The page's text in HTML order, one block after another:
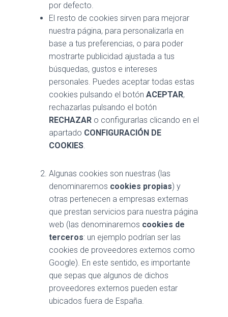
por defecto.
El resto de cookies sirven para mejorar
nuestra página, para personalizarla en
base a tus preferencias, o para poder
mostrarte publicidad ajustada a tus
búsquedas, gustos e intereses
personales. Puedes aceptar todas estas
cookies pulsando el botón ACEPTAR,
rechazarlas pulsando el botón
RECHAZARo configurarlas clicando en el
apartado CONFIGURACIÓN DE
COOKIES.
Algunas cookies son nuestras (las
denominaremos cookies propias) y
otras pertenecen a empresas externas
que prestan servicios para nuestra página
web (las denominaremos cookies de
terceros: un ejemplo podrían ser las
cookies de proveedores externos como
Google). En este sentido, es importante
que sepas que algunos de dichos
proveedores externos pueden estar
ubicados fuera de España.